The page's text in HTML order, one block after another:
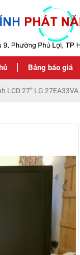
Bảng báo giá
LCD 27” LG 27EA33VA